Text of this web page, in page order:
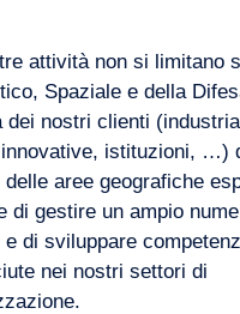
attività non si limitano
Spaziale e della
dei nostri clienti
istituzioni, …)
aree geografiche
di gestire un ampio
e di sviluppare
nei nostri settori di